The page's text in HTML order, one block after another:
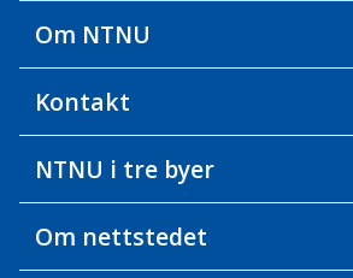
Om NTNU
Kontakt
NTNU i tre byer
Om nettstedet